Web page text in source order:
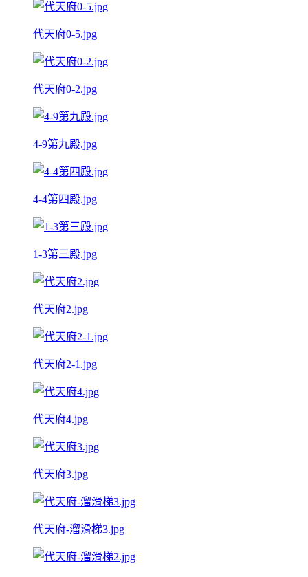
代天府0-5.jpg
代天府0-2.jpg
4-9第九殿.jpg
4-4第四殿.jpg
1-3第三殿.jpg
代天府2.jpg
代天府2-1.jpg
代天府4.jpg
代天府3.jpg
代天府-溜滑梯3.jpg